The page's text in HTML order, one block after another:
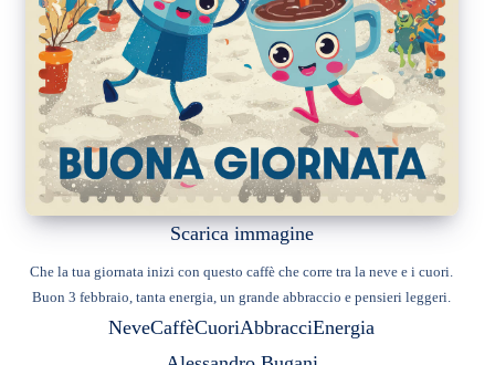
Scarica immagine
Che la tua giornata inizi con questo caffè che corre tra la neve e i cuori.
Buon 3 febbraio, tanta energia, un grande abbraccio e pensieri leggeri.
NeveCaffèCuoriAbbracciEnergia